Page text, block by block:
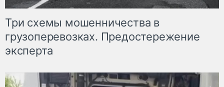
Три схемы мошенничества в
грузоперевозках. Предостережение
эксперта